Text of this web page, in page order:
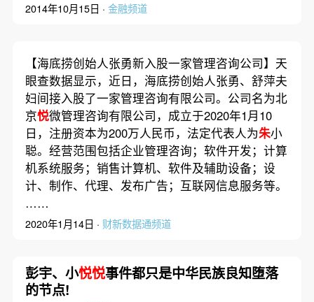
2014年10月15日 · 金融频道
【海底捞创始人张勇新入股一家管理咨询公司】天
眼查数据显示，近日，海底捞创始人张勇、舒萍夫
妇间接入股了一家管理咨询有限公司。公司名为北
京悦微管理咨询有限公司，成立于2020年1月10
日，注册资本为200万人民币，法定代表人为朱小
聪。经营范围包括企业管理咨询；软件开发；计算
机系统服务；销售计算机、软件及辅助设备；设
计、制作、代理、发布广告；互联网信息服务等。
……
2020年1月14日 · 财新数据通频道
彭宇、小悦悦事件都只是中华民族良知堕落
的节点!